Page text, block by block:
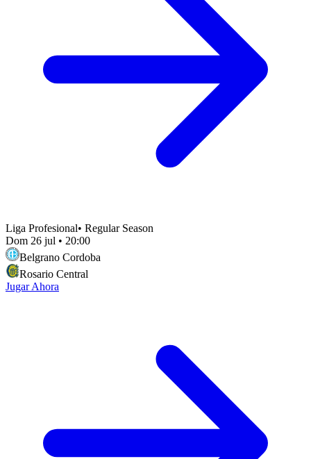
Liga Profesional• Regular Season
Dom 26 jul • 20:00
Belgrano Cordoba
Rosario Central
Jugar Ahora